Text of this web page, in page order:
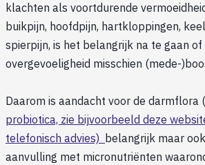
klachten als voortdurende
buikpijn, hoofdpijn, hartkloppingen,
spierpijn, is het belangrijk na te gaan
overgevoeligheid misschien (mede-
Daarom is aandacht voor de darmflora
probiotica, zie bijvoorbeeld deze
telefonisch advies) belangrijk maar
aanvulling met micronutriënten